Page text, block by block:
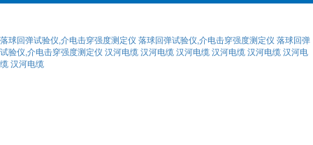
落球回弹试验仪,介电击穿强度测定仪 落球回弹试验仪,介电击穿强度测定仪 落球回弹
试验仪,介电击穿强度测定仪 汉河电缆 汉河电缆 汉河电缆 汉河电缆 汉河电缆 汉河电
缆 汉河电缆